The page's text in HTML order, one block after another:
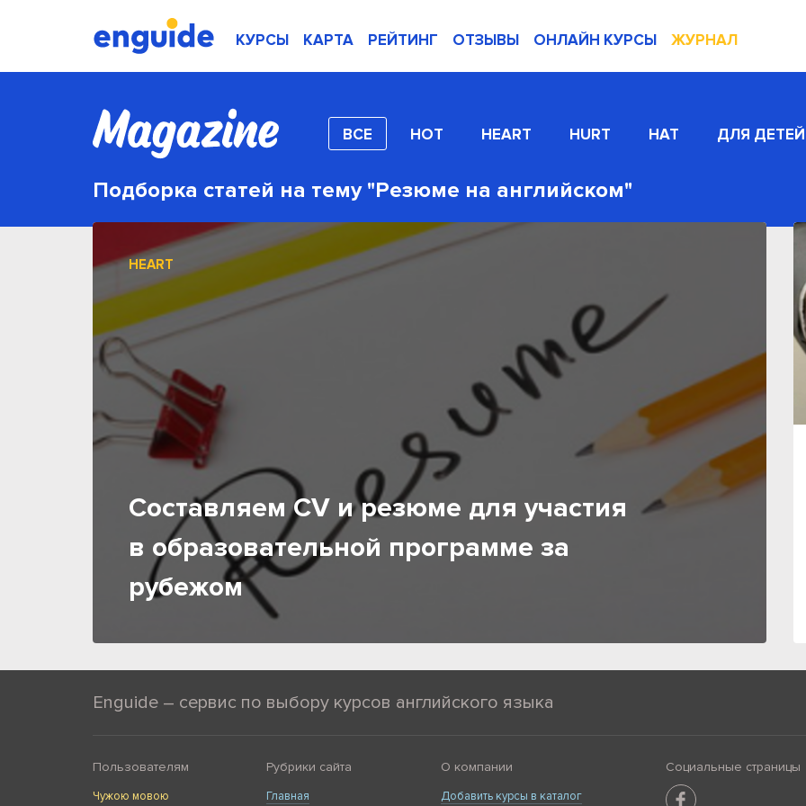
КУРСЫ КАРТА РЕЙТИНГ ОТЗЫВЫ ОНЛАЙН КУРСЫ ЖУРНАЛ
ВСЕ HOT HEART HURT HAT ДЛЯ ДЕТЕЙ
Подборка статей на тему "Резюме на английском"
HEART
Составляем CV и резюме для участия
в образовательной программе за
рубежом
Enguide – сервис по выбору курсов английского языка
Пользователям
Чужою мовою
Рубрики сайта
Главная
О компании
Добавить курсы в каталог
Социальные страницы